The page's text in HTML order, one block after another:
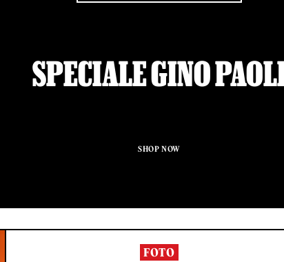
SPECIALE GINO
SHOP NOW
FOTO